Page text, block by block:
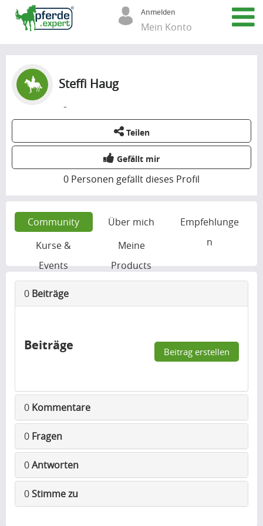
Anmelden
Mein Konto
Steffi Haug
-
Teilen
Gefällt mir
0 Personen gefällt dieses Profil
Community Über mich
Empfehlunge
n
Kurse &
Events
Meine
Products
0 Beiträge
Beiträge Beitrag erstellen
0 Kommentare
0 Fragen
0Antworten
0Stimme zu